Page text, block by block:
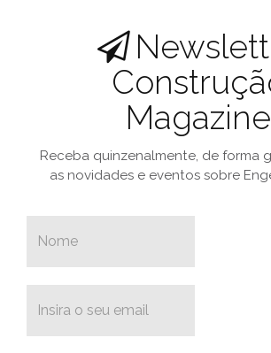
Magazine
Receba quinzenalmente, de forma
as novidades e eventos sobre